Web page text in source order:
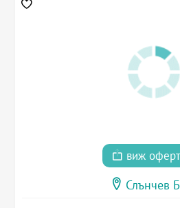
виж
Слънчев